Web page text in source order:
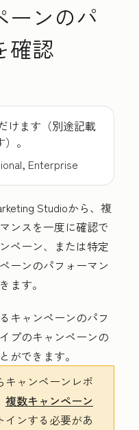
ーンのパ
確認
けます（別途記載
。
Enterprise
Studioから、複
ンスを一度に確認で
ペーン、または特定
ーンのパフォーマン
ます。
キャンペーンのパフ
プのキャンペーンの
ができます。
キャンペーンレポ
複数キャンペーン
インする必要があ